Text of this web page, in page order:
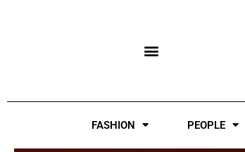
FASHION PEOPLE